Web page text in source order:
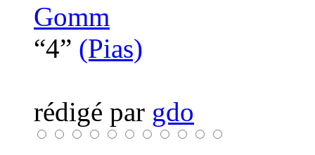
Gomm
“4” (Pias)
rédigé par gdo